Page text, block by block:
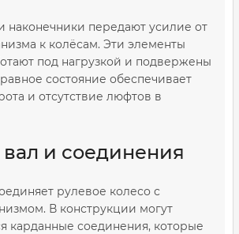
наконечники передают усилие от
к колёсам. Эти элементы
под нагрузкой и подвержены
состояние обеспечивает
и отсутствие люфтов в
и соединения
рулевое колесо с
В конструкции могут
карданные соединения, которые